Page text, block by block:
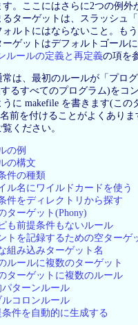
。ここにはさらに2つの例外
ターゲットは、スラッシュ「
ルトにはならないこと。も
ゲットはデフォルトゴール
ルールの定義と再定義の項を
は、最初のルールが「プロ
るすべてのプログラム)をコ
に makefile を書きます(この
前を付けることがよくありま
ください。
の例
の構文
件の種類
ル名にワイルドカードを使う
件をディレクトリから探す
ターゲット(Phony)
も前提条件もないルール
トを記録するための空ターゲ
組み込みターゲット名
ルールに複数のターゲット
ターゲットに複数のルール
パターンルール
ルコロンルール
条件を自動的に生成する